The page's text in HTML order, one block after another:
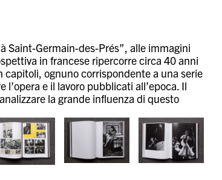
Saint-Germain-des-Prés”, alle immagini
in francese ripercorre circa 40 anni
capitoli, ognuno corrispondente a una serie
e il lavoro pubblicati all’epoca. Il
la grande influenza di questo